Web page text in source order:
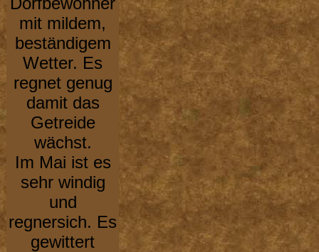
mit mildem,
beständigem
Wetter. Es
regnet genug
damit das
Getreide
wächst.
Im Mai ist es
sehr windig
und
regnersich. Es
gewittert